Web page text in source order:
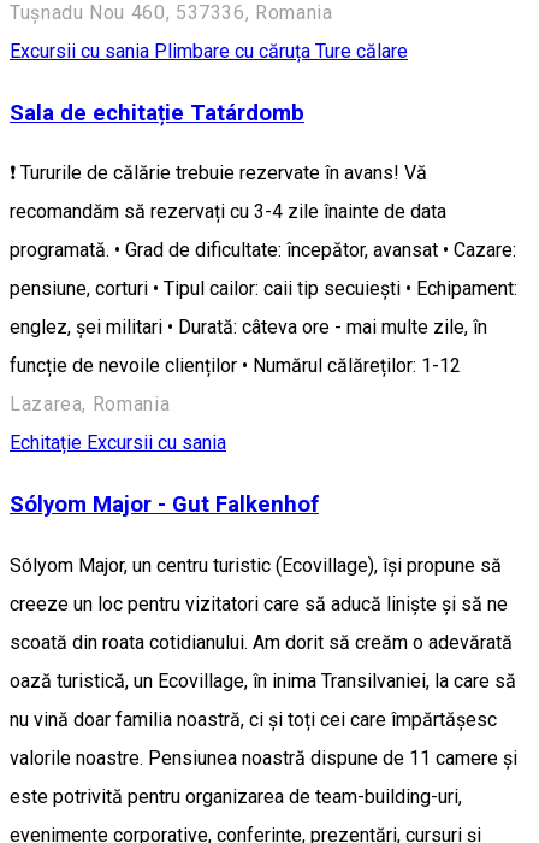
Tușnadu Nou 460, 537336, Romania
Excursii cu sania Plimbare cu căruța Ture călare
Sala de echitație Tatárdomb
❗ Tururile de călărie trebuie rezervate în avans! Vă
recomandăm să rezervați cu 3-4 zile înainte de data
programată. • Grad de dificultate: începător, avansat • Cazare:
pensiune, corturi • Tipul cailor: caii tip secuiești • Echipament:
englez, șei militari • Durată: câteva ore - mai multe zile, în
funcție de nevoile clienților • Numărul călăreților: 1-12
Lazarea, Romania
Echitație Excursii cu sania
Sólyom Major - Gut Falkenhof
Sólyom Major, un centru turistic (Ecovillage), își propune să
creeze un loc pentru vizitatori care să aducă liniște și să ne
scoată din roata cotidianului. Am dorit să creăm o adevărată
oază turistică, un Ecovillage, în inima Transilvaniei, la care să
nu vină doar familia noastră, ci și toți cei care împărtășesc
valorile noastre. Pensiunea noastră dispune de 11 camere și
este potrivită pentru organizarea de team-building-uri,
evenimente corporative, conferințe, prezentări, cursuri și